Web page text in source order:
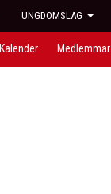
UNGDOMSLAG
Kalender Medlemmar